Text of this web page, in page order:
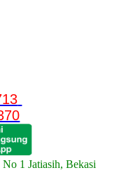
1 Jatiasih, Bekasi